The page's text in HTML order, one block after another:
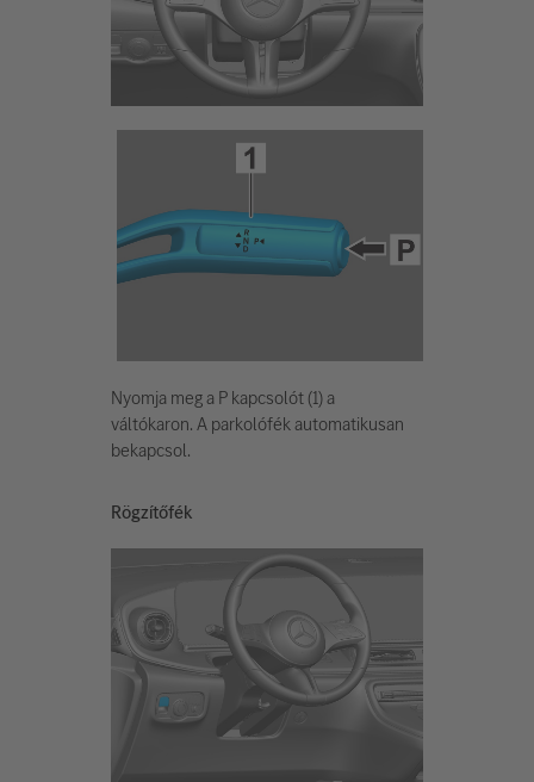
Nyomja meg a P kapcsolót (1) a
váltókaron. A parkolófék automatikusan
bekapcsol.
Rögzítőfék